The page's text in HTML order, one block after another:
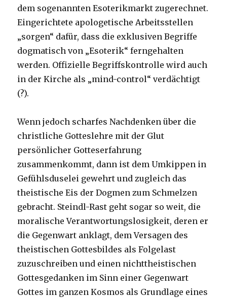
dem sogenannten Esoterikmarkt zugerechnet.
Eingerichtete apologetische Arbeitsstellen
„sorgen“ dafür, dass die exklusiven Begriffe
dogmatisch von „Esoterik“ ferngehalten
werden. Offizielle Begriffskontrolle wird auch
in der Kirche als „mind-control“ verdächtigt
(?).
Wenn jedoch scharfes Nachdenken über die
christliche Gotteslehre mit der Glut
persönlicher Gotteserfahrung
zusammenkommt, dann ist dem Umkippen in
Gefühlsduselei gewehrt und zugleich das
theistische Eis der Dogmen zum Schmelzen
gebracht. Steindl-Rast geht sogar so weit, die
moralische Verantwortungslosigkeit, deren er
die Gegenwart anklagt, dem Versagen des
theistischen Gottesbildes als Folgelast
zuzuschreiben und einen nichttheistischen
Gottesgedanken im Sinn einer Gegenwart
Gottes im ganzen Kosmos als Grundlage eines